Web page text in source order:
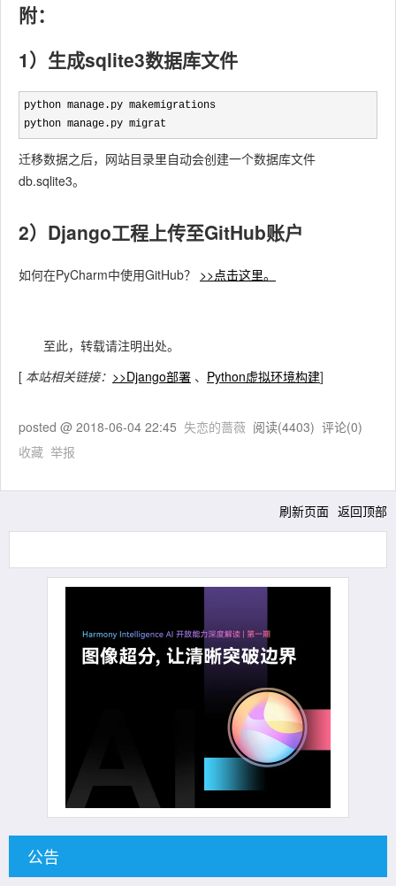
附：
1）生成sqlite3数据库文件
python manage.py makemigrations
python manage.py migrat
迁移数据之后，网站目录里自动会创建一个数据库文件
db.sqlite3。
2）Django工程上传至GitHub账户
如何在PyCharm中使用GitHub？ >>点击这里。
至此，转载请注明出处。
[ 本站相关链接： >>Django部署 、 Python虚拟环境构建]
posted @ 2018-06-04 22:45 失恋的蔷薇 阅读(4403) 评论(0)
收藏 举报
刷新页面 返回顶部
公告